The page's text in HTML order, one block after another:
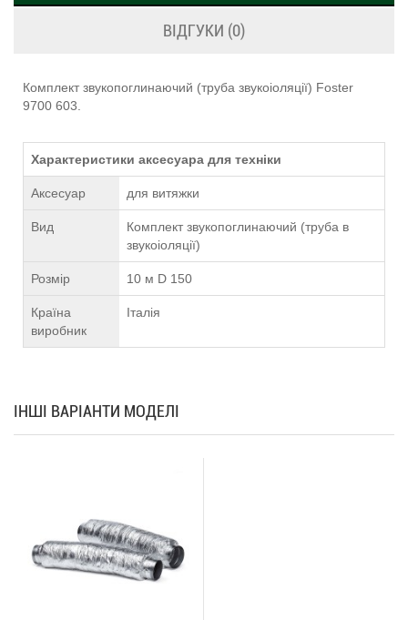
ВІДГУКИ (0)
Комплект звукопоглинаючий (труба звукоіоляції) Foster
9700 603.
Характеристики аксесуара для техніки
Аксесуар для витяжки
Вид
Комплект звукопоглинаючий (труба в
звукоіоляції)
Розмір 10 м D 150
Країна
виробник
Італія
ІНШІ ВАРІАНТИ МОДЕЛІ